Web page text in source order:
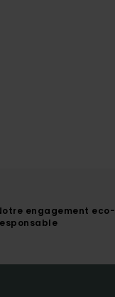
engagement eco-